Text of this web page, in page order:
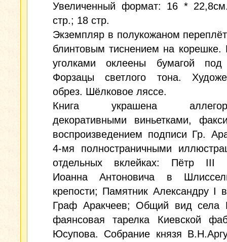
Увеличенный формат: 16 *
стр.; 18 стр.
Экземпляр в полукожаном
блинтовым тиснением на
уголками оклеены бумагой
Форзацы светлого тона.
обрез. Шёлковое ляссе.
Книга украшена
декоративными виньетками,
воспроизведением подписи Гр.
4-мя полностраничными
отдельных вклейках: Пётр III
Иоанна Антоновича в
крепости; Памятник Александру I
Граф Аракчеев; Общий вид села
фаянсовая тарелка Киевской
Юсупова. Собрание князя